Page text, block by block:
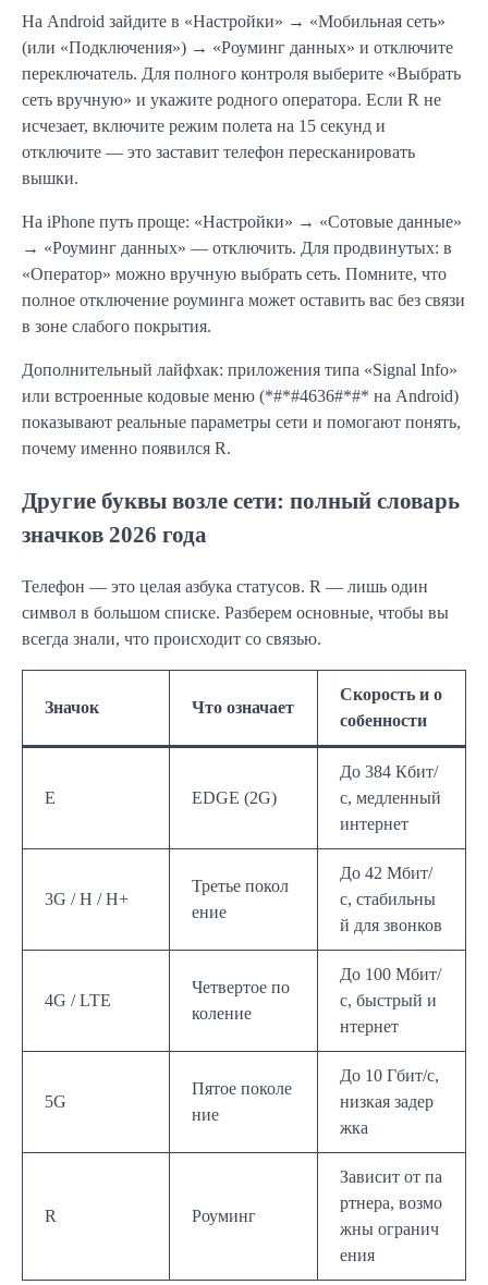
На Android зайдите в «Настройки» → «Мобильная сеть»
(или «Подключения») → «Роуминг данных» и отключите
переключатель. Для полного контроля выберите «Выбрать
сеть вручную» и укажите родного оператора. Если R не
исчезает, включите режим полета на 15 секунд и
отключите — это заставит телефон пересканировать
вышки.
На iPhone путь проще: «Настройки» → «Сотовые данные»
→ «Роуминг данных» — отключить. Для продвинутых: в
«Оператор» можно вручную выбрать сеть. Помните, что
полное отключение роуминга может оставить вас без связи
в зоне слабого покрытия.
Дополнительный лайфхак: приложения типа «Signal Info»
или встроенные кодовые меню (*#*#4636#*#* на Android)
показывают реальные параметры сети и помогают понять,
почему именно появился R.
Другие буквы возле сети: полный словарь
значков 2026 года
Телефон — это целая азбука статусов. R — лишь один
символ в большом списке. Разберем основные, чтобы вы
всегда знали, что происходит со связью.
Значок Что означает
Скорость и о
собенности
E EDGE (2G)
До 384 Кбит/
с, медленный
интернет
3G / H / H+
Третье покол
ение
До 42 Мбит/
с, стабильны
й для звонков
4G / LTE
Четвертое по
коление
До 100 Мбит/
с, быстрый и
нтернет
5G
Пятое поколе
ние
До 10 Гбит/с,
низкая задер
жка
R Роуминг
Зависит от па
ртнера, возмо
жны огранич
ения